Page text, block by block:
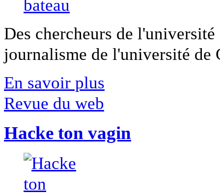
Des chercheurs de
journalisme de l'université
En savoir plus
Revue du web
Hacke ton vagin